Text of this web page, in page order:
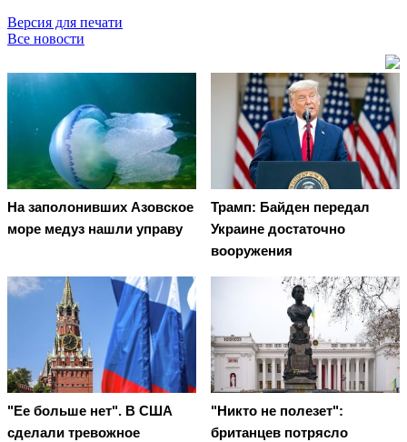
Версия для печати
Все новости
На заполонивших Азовское
море медуз нашли управу
Трамп: Байден передал
Украине достаточно
вооружения
"Ее больше нет". В США
сделали тревожное
"Никто не полезет":
британцев потрясло